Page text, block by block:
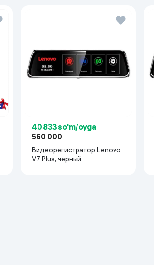
40 833 so'm/oyga
560 000
Видеорегистратор Lenovo
V7 Plus, черный